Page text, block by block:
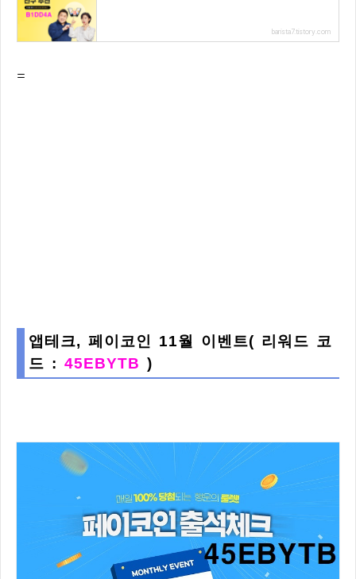
barista7.tistory.com
=
앱테크, 페이코인 11월 이벤트( 리워드 코
드 : 45EBYTB )